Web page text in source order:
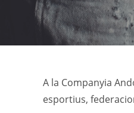
A la Companyia
esportius,